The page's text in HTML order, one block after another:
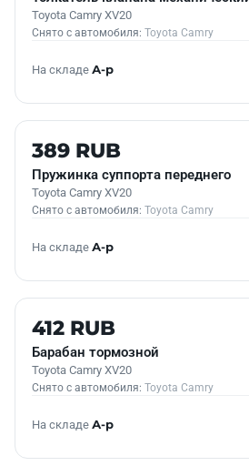
Toyota Camry XV20
Снято с автомобиля: Toyota Camry
На складе А-р
Б/У В НАЛИЧИИ
389 RUB
Пружинка суппорта переднего
Toyota Camry XV20
Снято с автомобиля: Toyota Camry
На складе А-р
Б/У В НАЛИЧИИ
412 RUB
Барабан тормозной
Toyota Camry XV20
Снято с автомобиля: Toyota Camry
На складе А-р